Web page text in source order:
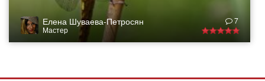
Елена Шуваева-Петросян
Мастер
7